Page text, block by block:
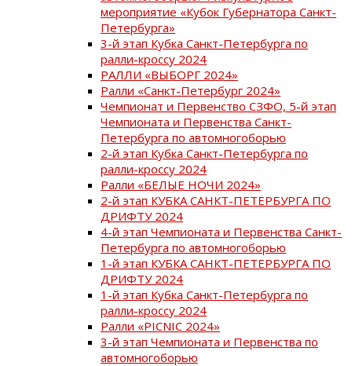
мероприятие «Кубок Губернатора Санкт-
Петербурга»
3-й этап Кубка Санкт-Петербурга по
ралли-кроссу 2024
РАЛЛИ «ВЫБОРГ 2024»
Ралли «Санкт-Петербург 2024»
Чемпионат и Первенство СЗФО, 5-й этап
Чемпионата и Первенства Санкт-
Петербурга по автомногоборью
2-й этап Кубка Санкт-Петербурга по
ралли-кроссу 2024
Ралли «БЕЛЫЕ НОЧИ 2024»
2-й этап КУБКА САНКТ-ПЕТЕРБУРГА ПО
ДРИФТУ 2024
4-й этап Чемпионата и Первенства Санкт-
Петербурга по автомногоборью
1-й этап КУБКА САНКТ-ПЕТЕРБУРГА ПО
ДРИФТУ 2024
1-й этап Кубка Санкт-Петербурга по
ралли-кроссу 2024
Ралли «PICNIC 2024»
3-й этап Чемпионата и Первенства по
автомногоборью